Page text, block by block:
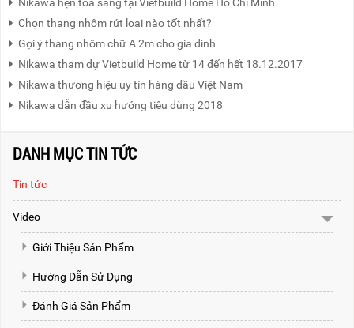
Chọn thang nhôm rút loại nào tốt nhất?
Gợi ý thang nhôm chữ A 2m cho gia đình
Nikawa tham dự Vietbuild Home từ 14 đến hết 18.12.2017
Nikawa thương hiệu uy tín hàng đầu Việt Nam
Nikawa dẫn đầu xu hướng tiêu dùng 2018
DANH MỤC TIN TỨC
Tin tức
Video
Giới Thiệu Sản Phẩm
Hướng Dẫn Sử Dụng
Đánh Giá Sản Phẩm